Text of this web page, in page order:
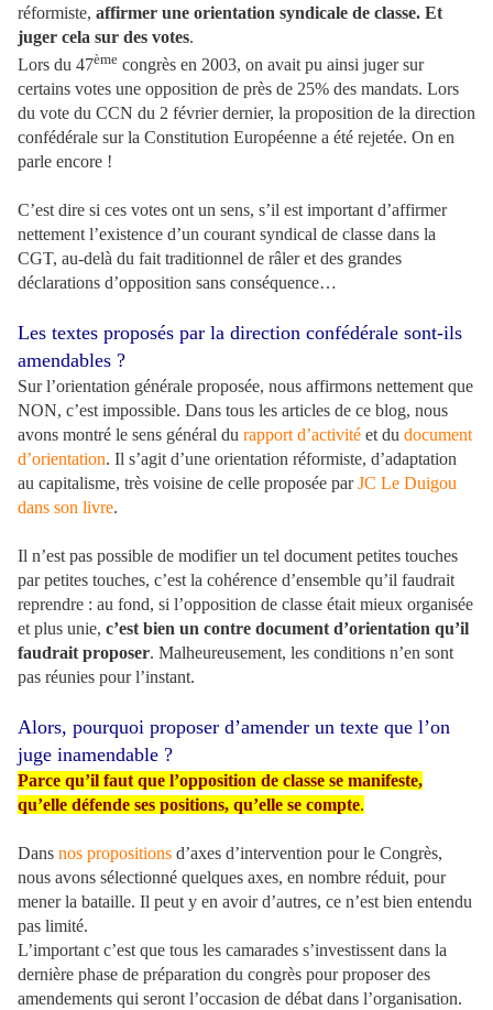
réformiste, affirmer une orientation syndicale de classe. Et
juger cela sur des votes.
Lors du 47ème congrès en 2003, on avait pu ainsi juger sur
certains votes une opposition de près de 25% des mandats. Lors
du vote du CCN du 2 février dernier, la proposition de la direction
confédérale sur la Constitution Européenne a été rejetée. On en
parle encore !
C’est dire si ces votes ont un sens, s’il est important d’affirmer
nettement l’existence d’un courant syndical de classe dans la
CGT, au-delà du fait traditionnel de râler et des grandes
déclarations d’opposition sans conséquence…
Les textes proposés par la direction confédérale sont-ils
amendables ?
Sur l’orientation générale proposée, nous affirmons nettement que
NON, c’est impossible. Dans tous les articles de ce blog, nous
avons montré le sens général du rapport d’activité et du document
d’orientation. Il s’agit d’une orientation réformiste, d’adaptation
au capitalisme, très voisine de celle proposée parJC Le Duigou
dans son livre.
Il n’est pas possible de modifier un tel document petites touches
par petites touches, c’est la cohérence d’ensemble qu’il faudrait
reprendre : au fond, si l’opposition de classe était mieux organisée
et plus unie, c’est bien un contre document d’orientation qu’il
faudrait proposer. Malheureusement, les conditions n’en sont
pas réunies pour l’instant.
Alors, pourquoi proposer d’amender un texte que l’on
juge inamendable ?
Parce qu’il faut que l’opposition de classe se manifeste,
qu’elle défende ses positions, qu’elle se compte.
Dans nos propositions d’axes d’intervention pour le Congrès,
nous avons sélectionné quelques axes, en nombre réduit, pour
mener la bataille. Il peut y en avoir d’autres, ce n’est bien entendu
pas limité.
L’important c’est que tous les camarades s’investissent dans la
dernière phase de préparation du congrès pour proposer des
amendements qui seront l’occasion de débat dans l’organisation.